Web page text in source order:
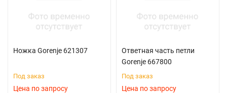
Ножка Gorenje 621307
Под заказ
Цена по запросу
Ответная часть петли
Gorenje 667800
Под заказ
Цена по запросу